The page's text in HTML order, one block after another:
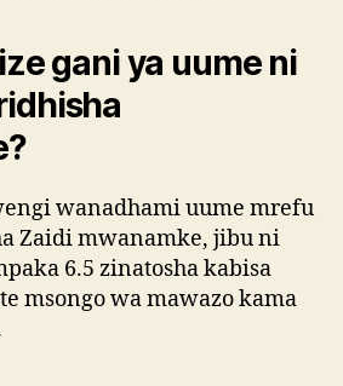
gani ya uume ni
wanadhami uume mrefu
Zaidi mwanamke, jibu ni
6.5 zinatosha kabisa
msongo wa mawazo kama